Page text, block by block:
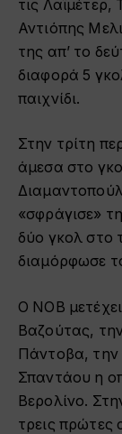
τις Λαϊμέτερ,
Αντιόπης
της απ’ το
διαφορά 5
παιχνίδι.
Στην τρίτη
άμεσα στο
«σφράγισε»
δύο γκολ στο
διαμόρφωσε
Ο ΝΟΒ μετέχει
Βαζούτας,
Πάντοβα, την
Σπαντάου η
Βερολίνο.
τρεις πρώτες